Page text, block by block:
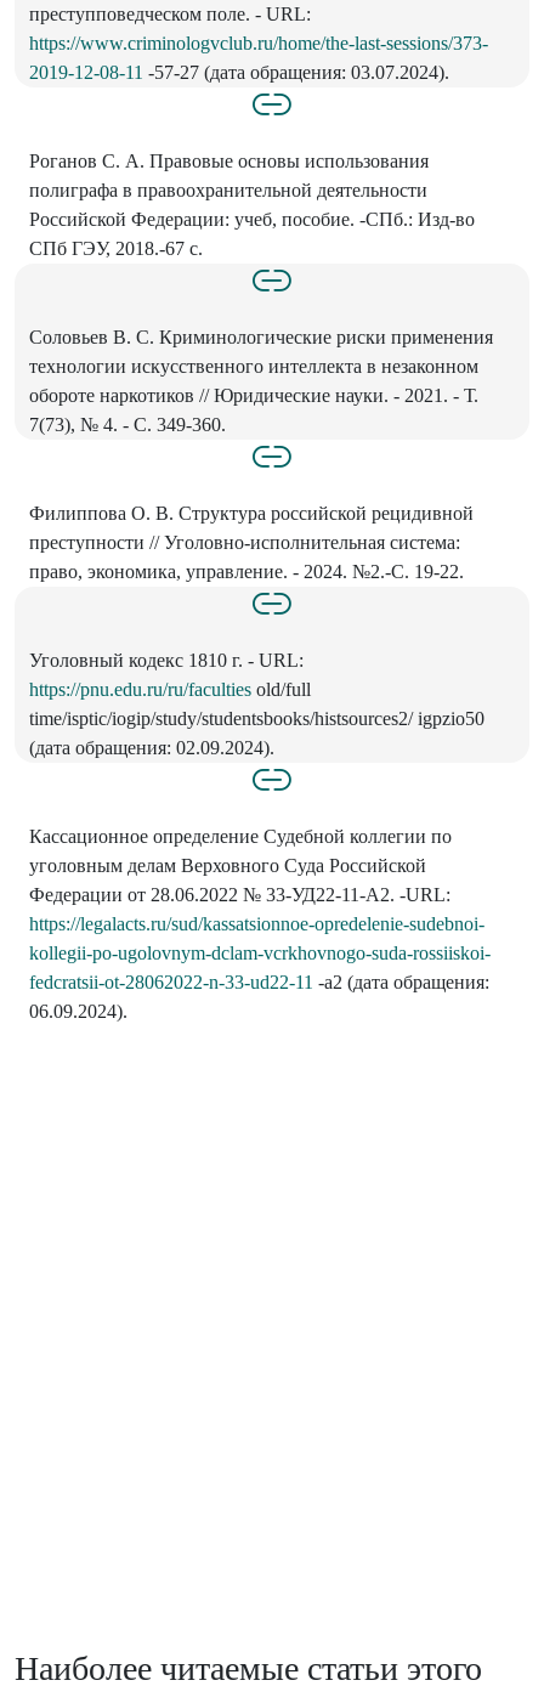
преступповедческом поле. - URL:
https://www.criminologvclub.ru/home/the-last-sessions/373-
2019-12-08-11 -57-27 (дата обращения: 03.07.2024).
Роганов С. А. Правовые основы использования
полиграфа в правоохранительной деятельности
Российской Федерации: учеб, пособие. -СПб.: Изд-во
СПб ГЭУ, 2018.-67 с.
Соловьев В. С. Криминологические риски применения
технологии искусственного интеллекта в незаконном
обороте наркотиков // Юридические науки. - 2021. - Т.
7(73), № 4. - С. 349-360.
Филиппова О. В. Структура российской рецидивной
преступности // Уголовно-исполнительная система:
право, экономика, управление. - 2024. №2.-С. 19-22.
Уголовный кодекс 1810 г. - URL:
https://pnu.edu.ru/ru/faculties old/full
time/isptic/iogip/study/studentsbooks/histsources2/ igpzio50
(дата обращения: 02.09.2024).
Кассационное определение Судебной коллегии по
уголовным делам Верховного Суда Российской
Федерации от 28.06.2022 № 33-УД22-11-А2. -URL:
https://legalacts.ru/sud/kassatsionnoe-opredelenie-sudebnoi-
kollegii-po-ugolovnym-dclam-vcrkhovnogo-suda-rossiiskoi-
fedcratsii-ot-28062022-n-33-ud22-11 -а2 (дата обращения:
06.09.2024).
Наиболее читаемые статьи этого